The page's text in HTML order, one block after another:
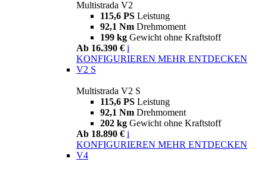
Multistrada V2
115,6 PS Leistung
92,1 Nm Drehmoment
199 kg Gewicht ohne Kraftstoff
Ab 16.390 € i
KONFIGURIEREN MEHR ENTDECKEN
V2 S
Multistrada V2 S
115,6 PS Leistung
92,1 Nm Drehmoment
202 kg Gewicht ohne Kraftstoff
Ab 18.890 € i
KONFIGURIEREN MEHR ENTDECKEN
V4